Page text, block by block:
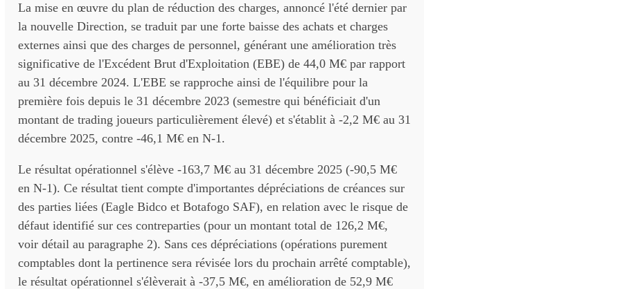
La mise en œuvre du plan de réduction des charges, annoncé l'été dernier par
la nouvelle Direction, se traduit par une forte baisse des achats et charges
externes ainsi que des charges de personnel, générant une amélioration très
significative de l'Excédent Brut d'Exploitation (EBE) de 44,0 M€ par rapport
au 31 décembre 2024. L'EBE se rapproche ainsi de l'équilibre pour la
première fois depuis le 31 décembre 2023 (semestre qui bénéficiait d'un
montant de trading joueurs particulièrement élevé) et s'établit à -2,2 M€ au 31
décembre 2025, contre -46,1 M€ en N-1.
Le résultat opérationnel s'élève -163,7 M€ au 31 décembre 2025 (-90,5 M€
en N-1). Ce résultat tient compte d'importantes dépréciations de créances sur
des parties liées (Eagle Bidco et Botafogo SAF), en relation avec le risque de
défaut identifié sur ces contreparties (pour un montant total de 126,2 M€,
voir détail au paragraphe 2). Sans ces dépréciations (opérations purement
comptables dont la pertinence sera révisée lors du prochain arrêté comptable),
le résultat opérationnel s'élèverait à -37,5 M€, en amélioration de 52,9 M€